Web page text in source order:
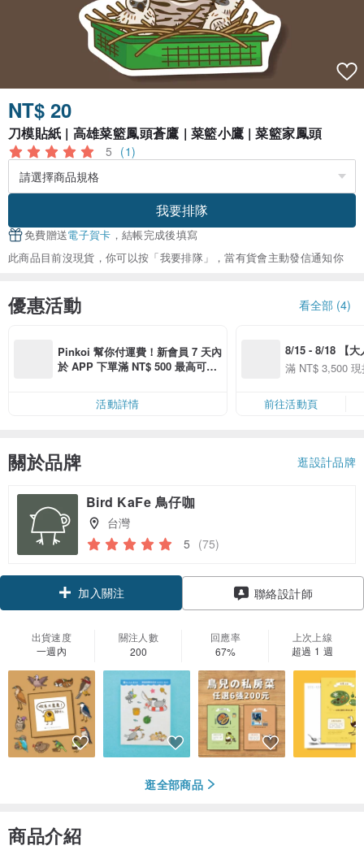
NT$ 20
刀模貼紙 | 高雄菜籃鳳頭蒼鷹 | 菜籃小鷹 | 菜籃家鳳頭
5 (1)
我要排隊
免費贈送電子賀卡 ，結帳完成後填寫
此商品目前沒現貨，你可以按「我要排隊」，當有貨會主動發信通知你
優惠活動 看全部 (4)
Pinkoi 幫你付運費！新會員 7 天內
於 APP 下單滿 NT$ 500 最高可折
活動詳情
8/15 - 8/18 【大
季】滿
50
滿 NT$ 3,500
前往活動頁
關於品牌 逛設計品牌
Bird KaFe 鳥仔咖
台灣
5 (75)
加入關注 聯絡設計師
出貨速度
一週內
關注人數
200
回應率
67%
上次上線
超過 1 週
逛全部商品
商品介紹